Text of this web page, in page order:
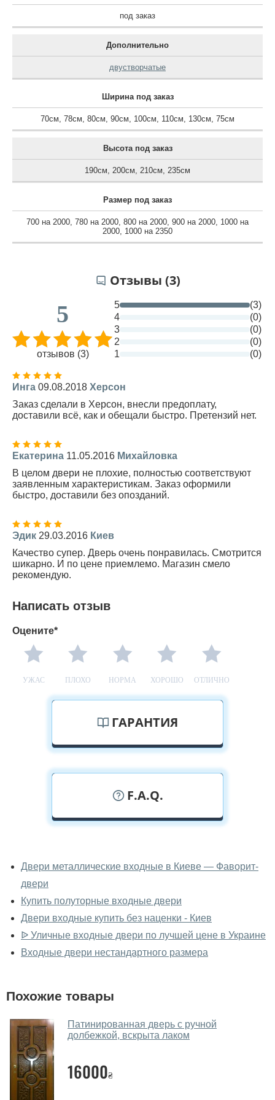
под заказ
Дополнительно
двустворчатые
Ширина под заказ
70см, 78см, 80см, 90см, 100см, 110см, 130см, 75см
Высота под заказ
190см, 200см, 210см, 235см
Размер под заказ
700 на 2000, 780 на 2000, 800 на 2000, 900 на 2000, 1000 на
2000, 1000 на 2350
Отзывы (3)
5
отзывов (3)
5
(3)
4
(0)
3
(0)
2
(0)
1
(0)
Инга 09.08.2018 Херсон
Заказ сделали в Херсон, внесли предоплату,
доставили всё, как и обещали быстро. Претензий нет.
Екатерина 11.05.2016 Михайловка
В целом двери не плохие, полностью соответствуют
заявленным характеристикам. Заказ оформили
быстро, доставили без опозданий.
Эдик 29.03.2016 Киев
Качество супер. Дверь очень понравилась. Смотрится
шикарно. И по цене приемлемо. Магазин смело
рекомендую.
Написать отзыв
Оцените*
УЖАС ПЛОХО НОРМА ХОРОШО ОТЛИЧНО
ГАРАНТИЯ
F.A.Q.
входные вживую?
Да, можно посмотреть двери входные в нашем
фирменном салоне-магазине.
У вас большой магазин?
Да, у нас большой выбор межкомнатных и входных
входные?
Да. Мы консультируем покупателей по телефону
через мессенджеры, онлайн чат или непосредственно
в нашем салоне-магазине.
Какие двери входные посоветуете?
Двери металлические входные в Киеве — Фаворит-
двери
Купить полуторные входные двери
Двери входные купить без наценки - Киев
ᐉ Уличные входные двери по лучшей цене в Украине
Входные двери нестандартного размера
Похожие товары
Патинированная дверь с ручной
долбежкой, вскрыта лаком
16000₴